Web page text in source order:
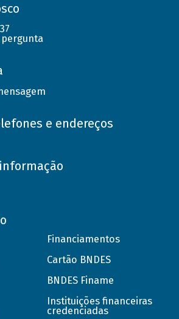
pergunta
e endereços
Financiamentos
Cartão BNDES
BNDES Finame
Instituições financeiras
credenciadas